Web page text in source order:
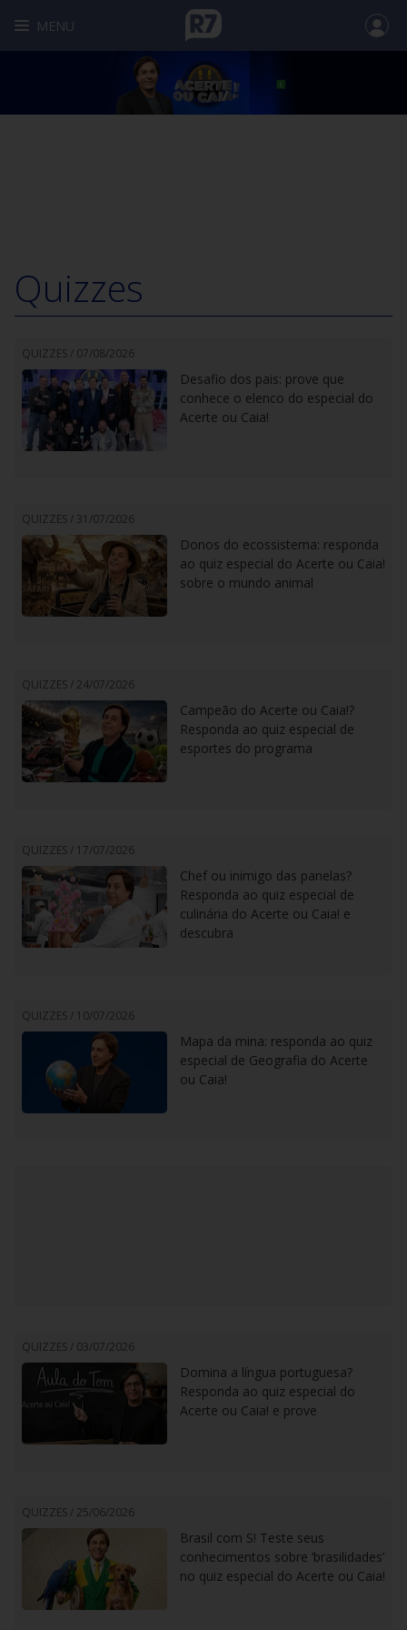
MENU
Quizzes
QUIZZES / 07/08/2026
Desafio dos pais: prove que
conhece o elenco do especial do
Acerte ou Caia!
QUIZZES / 31/07/2026
Donos do ecossistema: responda
ao quiz especial do Acerte ou Caia!
sobre o mundo animal
QUIZZES / 24/07/2026
Campeão do Acerte ou Caia!?
Responda ao quiz especial de
esportes do programa
QUIZZES / 17/07/2026
Chef ou inimigo das panelas?
Responda ao quiz especial de
culinária do Acerte ou Caia! e
descubra
QUIZZES / 10/07/2026
Mapa da mina: responda ao quiz
especial de Geografia do Acerte
ou Caia!
QUIZZES / 03/07/2026
Domina a língua portuguesa?
Responda ao quiz especial do
Acerte ou Caia! e prove
QUIZZES / 25/06/2026
Brasil com S! Teste seus
conhecimentos sobre ‘brasilidades’
no quiz especial do Acerte ou Caia!